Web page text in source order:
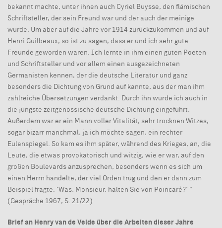
bekannt machte, unter ihnen auch Cyriel Buysse, den flämischen
Schriftsteller, der sein Freund war und der auch der meinige
wurde. Um aber auf die Jahre vor 1914 zurückzukommen und auf
Henri Guilbeaux, so ist zu sagen, dass er und ich sehr gute
Freunde geworden waren. Ich lernte in ihm einen guten Poeten
und Schriftsteller und vor allem einen ausgezeichneten
Germanisten kennen, der die deutsche Literatur und ganz
besonders die Dichtung von Grund auf kannte, aus der man ihm
zahlreiche Übersetzungen verdankt. Durch ihn wurde ich auch in
die jüngste zeitgenössische deutsche Dichtung eingeführt.
Außerdem war er ein Mann voller Vitalität, sehr trocknen Witzes,
sogar bizarr manchmal, ja ich möchte sagen, ein rechter
Eulenspiegel. So kam es ihm später, während des Krieges, an, die
Leute, die etwas provokatorisch und witzig, wie er war, auf den
großen Boulevards anzusprechen, besonders wenn es sich um
einen Herrn handelte, der viel Orden trug und den er dann zum
Beispiel fragte: ‘Was, Monsieur, halten Sie von Poincaré?’ “
(Gespräche 1967, S. 21/22)
Brief an Henry van de Velde über die Arbeiten dieser Jahre